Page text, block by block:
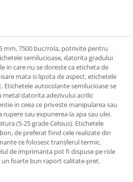
mm, 7500 buc/rola, potrivite pentru
semilucioase, datorita gradului
in care nu se doreste ca eticheta de
mata si lipsita de aspect, etichetele
autocolante semilucioase se
metal datorita adezivului acrilic
in ceea ce priveste manipularea sau
sau expunerea la apa sau ulei.
(5-25 grade Celsius). Etichetele
de preferat fiind cele realizate din
ce folosesc transferul termic.
de imprimanta pot fi dispuse pe role
foarte bun raport calitate-pret.